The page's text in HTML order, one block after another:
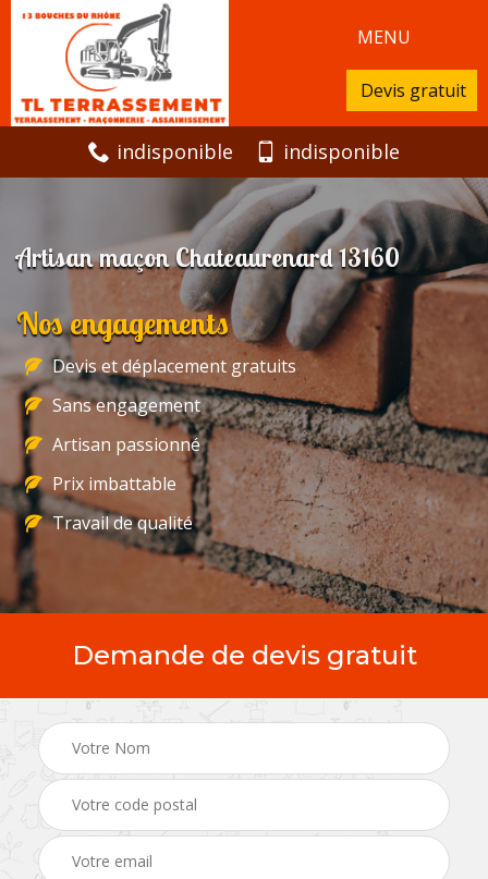
MENU
Devis gratuit
indisponible indisponible
Artisan maçon Chateaurenard 13160
Nos engagements
Devis et déplacement gratuits
Sans engagement
Artisan passionné
Prix imbattable
Travail de qualité
Demande de devis gratuit